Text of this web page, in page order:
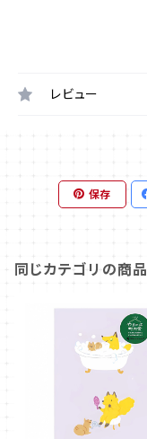
レビュー
保存
同じカテゴリの商品